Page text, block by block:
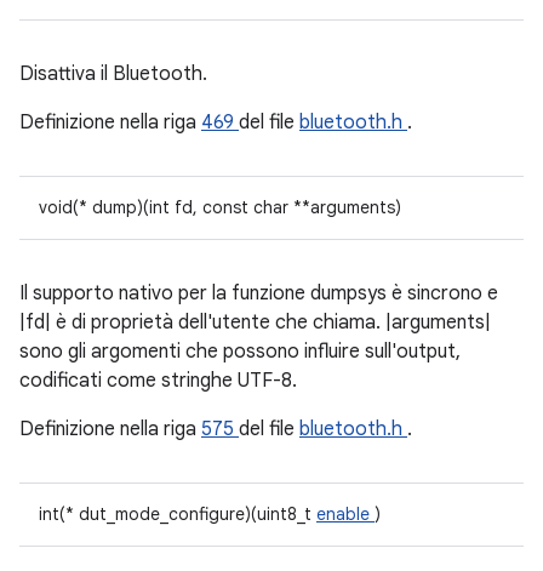
Disattiva il Bluetooth.
Definizione nella riga 469 del file bluetooth.h .
void(* dump)(int fd, const char **arguments)
Il supporto nativo per la funzione dumpsys è sincrono e
|fd| è di proprietà dell'utente che chiama. |arguments|
sono gli argomenti che possono influire sull'output,
codificati come stringhe UTF-8.
Definizione nella riga 575 del file bluetooth.h .
int(* dut_mode_configure)(uint8_t enable )